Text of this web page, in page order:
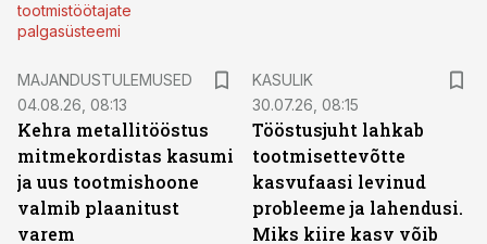
tootmistöötajate
palgasüsteemi
MAJANDUSTULEMUSED
04.08.26, 08:13
Kehra metallitööstus
mitmekordistas kasumi
ja uus tootmishoone
valmib plaanitust
varem
KASULIK
30.07.26, 08:15
Tööstusjuht lahkab
tootmisettevõtte
kasvufaasi levinud
probleeme ja lahendusi.
Miks kiire kasv võib